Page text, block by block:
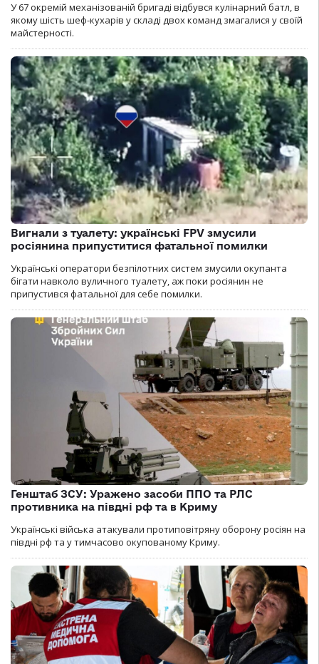
У 67 окремій механізованій бригаді відбувся кулінарний батл, в
якому шість шеф-кухарів у складі двох команд змагалися у своїй
майстерності.
Вигнали з туалету: українські FPV змусили
росіянина припуститися фатальної помилки
Українські оператори безпілотних систем змусили окупанта
бігати навколо вуличного туалету, аж поки росіянин не
припустився фатальної для себе помилки.
Генштаб ЗСУ: Уражено засоби ППО та РЛС
противника на півдні рф та в Криму
Українські війська атакували протиповітряну оборону росіян на
півдні рф та у тимчасово окупованому Криму.